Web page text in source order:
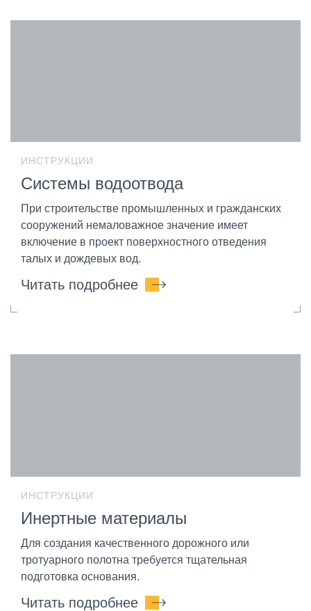
ИНСТРУКЦИИ
Системы водоотвода
При строительстве промышленных и гражданских
сооружений немаловажное значение имеет
включение в проект поверхностного отведения
талых и дождевых вод.
Читать подробнее
ИНСТРУКЦИИ
Инертные материалы
Для создания качественного дорожного или
тротуарного полотна требуется тщательная
подготовка основания.
Читать подробнее